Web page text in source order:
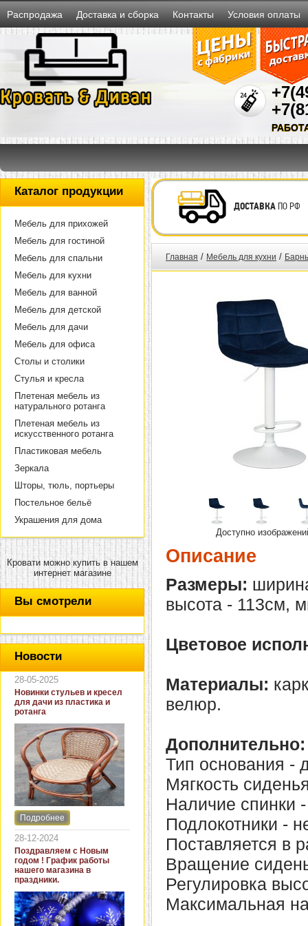
Распродажа Доставка и сборка Контакты Условия оплаты
Каталог продукции
Мебель для прихожей
Мебель для гостиной
Мебель для спальни
Мебель для кухни
Мебель для ванной
Мебель для детской
Мебель для дачи
Мебель для офиса
Столы и столики
Стулья и кресла
Плетеная мебель из
натурального ротанга
Плетеная мебель из
искусственного ротанга
Пластиковая мебель
Зеркала
Шторы, тюль, портьеры
Постельное бельё
Украшения для дома
Кровати можно купить в нашем
интернет магазине
Вы смотрели
Новости
28-05-2025
Новинки стульев и кресел
для дачи из пластика и
ротанга
Интернет-магазин "Кровать
и диван" представляет
новинки стульев и кресел
для дачи. В ассортименте
представлены как
бюджетные модели из
пластика для дачи, так и
кресла для загородных
домов из натурального и
искусственного ротанга.
Подробнее
28-12-2024
Поздравляем с Новым
годом ! График работы
нашего магазина в
праздники.
ДОСТАВКАПО РФ
Главная / Мебель для кухни /
Доступно
Описание
Размеры:
высота - 113см,
Цветовое
Материалы:
велюр.
Дополнительно:
Тип основания -
Мягкость
Наличие спинки
Подлокотники -
Поставляется в
Вращение
Регулировка
Максимальная